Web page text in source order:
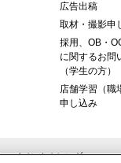
広告出稿
取材・撮影申
採用、OB・
に関するお問
（学生の方）
店舗学習（職
申し込み
イベントカレンダー